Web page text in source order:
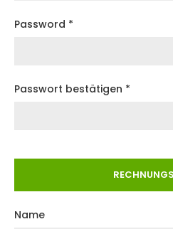
Password *
Passwort bestätigen *
Name